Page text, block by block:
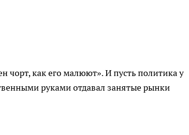
чорт, как его малюют». И пусть политика у
руками отдавал занятые рынки